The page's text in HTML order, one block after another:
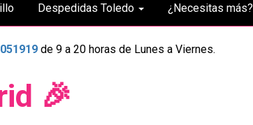
Despedidas Toledo ¿Necesitas más?
de 9 a 20 horas de Lunes a Viernes.
🎉